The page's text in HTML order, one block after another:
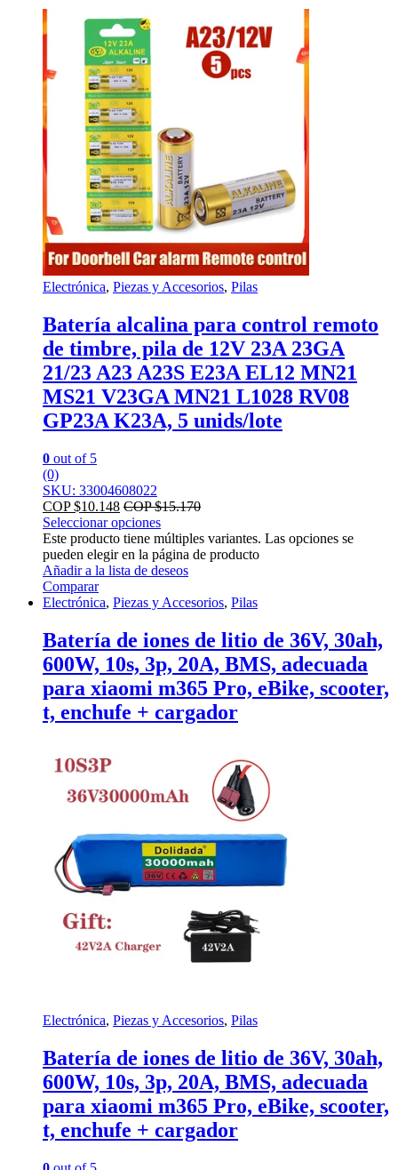
Electrónica, Piezas y Accesorios, Pilas
Batería alcalina para control remoto
de timbre, pila de 12V 23A 23GA
21/23 A23 A23S E23A EL12 MN21
MS21 V23GA MN21 L1028 RV08
GP23A K23A, 5 unids/lote
0 out of 5
(0)
SKU: 33004608022
COP $10.148 COP $15.170
Seleccionar opciones
Este producto tiene múltiples variantes. Las opciones se
pueden elegir en la página de producto
Añadir a la lista de deseos
Comparar
Electrónica, Piezas y Accesorios, Pilas
Batería de iones de litio de 36V, 30ah,
600W, 10s, 3p, 20A, BMS, adecuada
para xiaomi m365 Pro, eBike, scooter,
t, enchufe + cargador
Electrónica, Piezas y Accesorios, Pilas
Batería de iones de litio de 36V, 30ah,
600W, 10s, 3p, 20A, BMS, adecuada
para xiaomi m365 Pro, eBike, scooter,
t, enchufe + cargador